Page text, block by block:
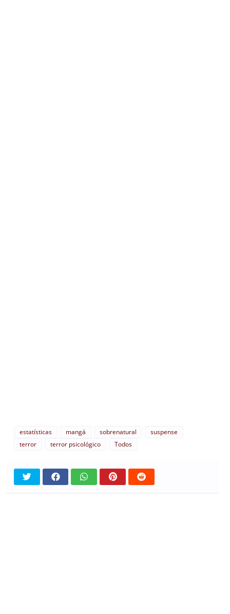
estatísticas mangá sobrenatural
suspense
terror
terror psicológico Todos